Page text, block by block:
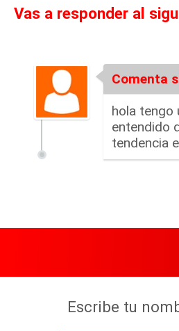
Vas a responder al
Comenta
hola tengo
entendido
tendencia
Escribe tu